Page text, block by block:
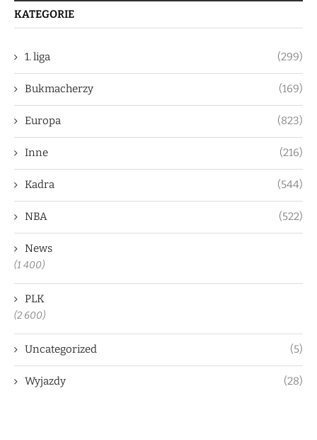
KATEGORIE
1. liga (299)
Bukmacherzy (169)
Europa (823)
Inne (216)
Kadra (544)
NBA (522)
News
(1 400)
PLK
(2 600)
Uncategorized (5)
Wyjazdy (28)